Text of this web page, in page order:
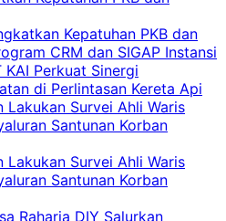
Kepatuhan PKB dan
CRM dan SIGAP Instansi
KAI Perkuat Sinergi
di Perlintasan Kereta Api
Lakukan Survei Ahli Waris
Santunan Korban
Lakukan Survei Ahli Waris
Santunan Korban
Raharja DIY Salurkan